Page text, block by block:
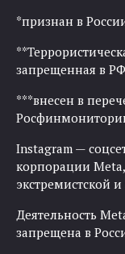
*признан в
запрещенная в РФ
***внесен в
Instagram —
корпорации
экстремистской
Деятельность
запрещена в